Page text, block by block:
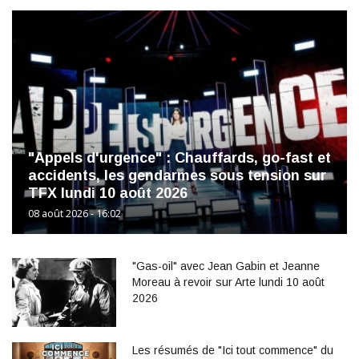
"Appels d'urgence" : Chauffards, go-fast et
accidents, les gendarmes sous tension sur
TFX lundi 10 août 2026
08 août 2026 - 16:02
"Gas-oil" avec Jean Gabin et Jeanne
Moreau à revoir sur Arte lundi 10 août
2026
Les résumés de "Ici tout commence" du